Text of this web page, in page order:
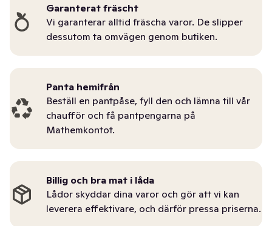
Garanterat fräscht
Vi garanterar alltid fräscha varor. De slipper
dessutom ta omvägen genom butiken.
Panta hemifrån
Beställ en pantpåse, fyll den och lämna till vår
chaufför och få pantpengarna på
Mathemkontot.
Billig och bra mat i låda
Lådor skyddar dina varor och gör att vi kan
leverera effektivare, och därför pressa priserna.